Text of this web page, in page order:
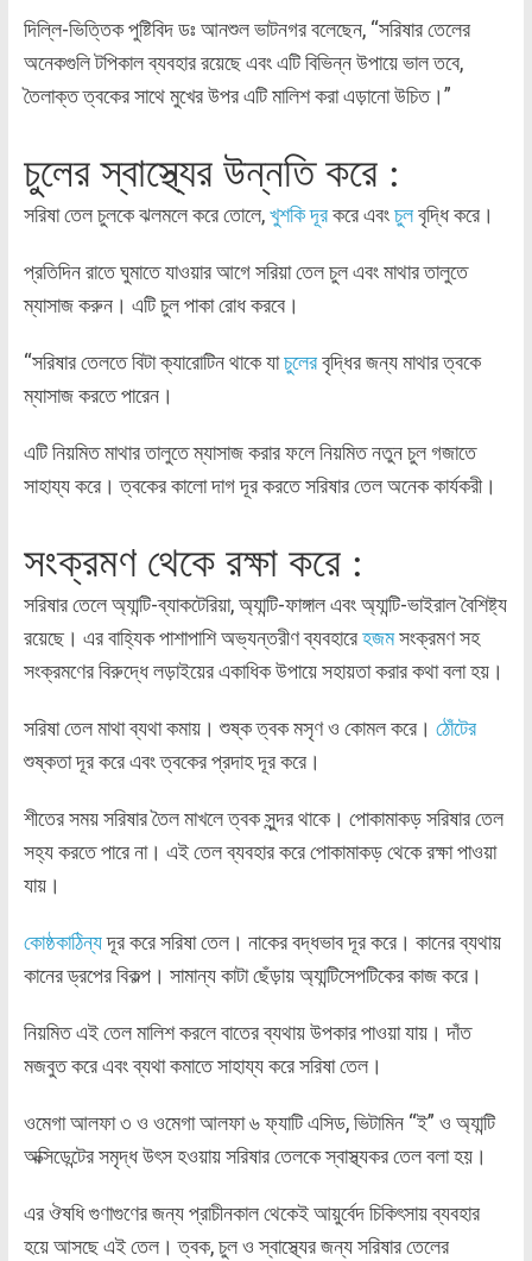
দিল্লি-ভিত্তিক পুষ্টিবিদ ডঃ আনশুল ভাটনগর বলেছেন, “সরিষার তেলের
অনেকগুলি টপিকাল ব্যবহার রয়েছে এবং এটি বিভিন্ন উপায়ে ভাল তবে,
তৈলাক্ত ত্বকের সাথে মুখের উপর এটি মালিশ করা এড়ানো উচিত।”
চুলের স্বাস্থ্যের উন্নতি করে :
সরিষা তেল চুলকে ঝলমলে করে তোলে,খুশকি দূরকরে এবংচুলবৃদ্ধি করে।
প্রতিদিন রাতে ঘুমাতে যাওয়ার আগে সরিয়া তেল চুল এবং মাথার তালুতে
ম্যাসাজ করুন। এটি চুল পাকা রোধ করবে।
“সরিষার তেলতে বিটা ক্যারোটিন থাকে যাচুলেরবৃদ্ধির জন্য মাথার ত্বকে
ম্যাসাজ করতে পারেন।
এটি নিয়মিত মাথার তালুতে ম্যাসাজ করার ফলে নিয়মিত নতুন চুল গজাতে
সাহায্য করে। ত্বকের কালো দাগ দূর করতে সরিষার তেল অনেক কার্যকরী।
সংক্রমণ থেকে রক্ষা করে :
সরিষার তেলে অ্যান্টি-ব্যাকটেরিয়া, অ্যান্টি-ফাঙ্গাল এবং অ্যান্টি-ভাইরাল বৈশিষ্ট্য
রয়েছে। এর বাহ্যিক পাশাপাশি অভ্যন্তরীণ ব্যবহারেহজমসংক্রমণ সহ
সংক্রমণের বিরুদ্ধে লড়াইয়ের একাধিক উপায়ে সহায়তা করার কথা বলা হয়।
সরিষা তেল মাথা ব্যথা কমায়। শুষ্ক ত্বক মসৃণ ও কোমল করে। ঠোঁটের
শুষ্কতা দূর করে এবং ত্বকের প্রদাহ দূর করে।
শীতের সময় সরিষার তৈল মাখলে ত্বক সুন্দর থাকে। পোকামাকড় সরিষার তেল
সহ্য করতে পারে না। এই তেল ব্যবহার করে পোকামাকড় থেকে রক্ষা পাওয়া
যায়।
কোষ্ঠকাঠিন্যদূর করে সরিষা তেল। নাকের বদ্ধভাব দূর করে। কানের ব্যথায়
কানের ড্রপের বিকল্প। সামান্য কাটা ছেঁড়ায় অ্যান্টিসেপটিকের কাজ করে।
নিয়মিত এই তেল মালিশ করলে বাতের ব্যথায় উপকার পাওয়া যায়। দাঁত
মজবুত করে এবং ব্যথা কমাতে সাহায্য করে সরিষা তেল।
ওমেগা আলফা ৩ ও ওমেগা আলফা ৬ ফ্যাটি এসিড, ভিটামিন “ই” ও অ্যান্টি
অক্সিডেন্টের সমৃদ্ধ উৎস হওয়ায় সরিষার তেলকে স্বাস্থ্যকর তেল বলা হয়।
এর ঔষধি গুণাগুণের জন্য প্রাচীনকাল থেকেই আয়ুর্বেদ চিকিৎসায় ব্যবহার
হয়ে আসছে এই তেল। ত্বক, চুল ও স্বাস্থ্যের জন্য সরিষার তেলের